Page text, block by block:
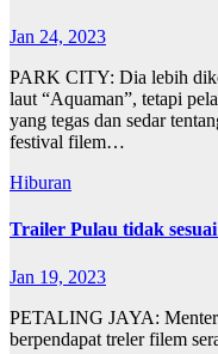
Jan 24, 2023
PARK CITY: Dia lebih
laut “Aquaman”, tetapi
yang tegas dan sedar
festival filem…
Hiburan
Trailer Pulau tidak
Jan 19, 2023
PETALING JAYA:
berpendapat treler filem